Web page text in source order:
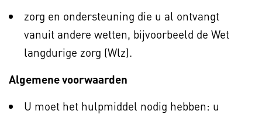
zorg en ondersteuning die u al ontvangt
vanuit andere wetten, bijvoorbeeld de Wet
langdurige zorg (Wlz).
Algemene voorwaarden
U moet het hulpmiddel nodig hebben: u